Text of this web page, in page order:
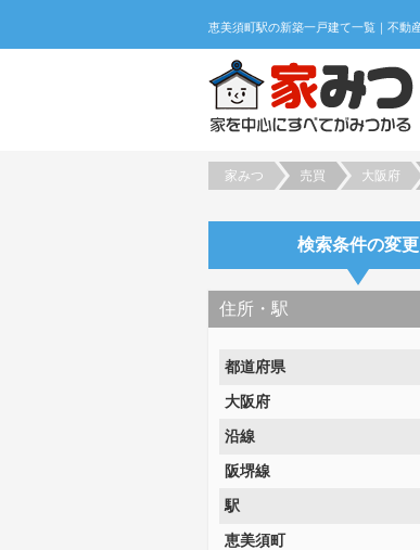
家みつ 売買 大阪府
検索条件の変更
住所・駅
都道府県
大阪府
沿線
阪堺線
駅
恵美須町